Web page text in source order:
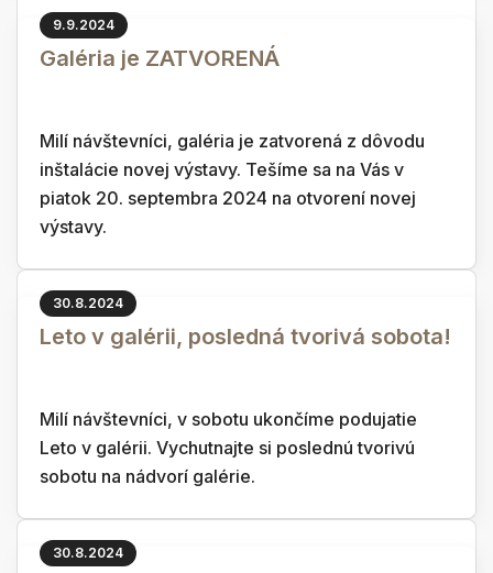
9.9.2024
Galéria je ZATVORENÁ
Milí návštevníci, galéria je zatvorená z dôvodu
inštalácie novej výstavy. Tešíme sa na Vás v
piatok 20. septembra 2024 na otvorení novej
výstavy.
30.8.2024
Leto v galérii, posledná tvorivá sobota!
Milí návštevníci, v sobotu ukončíme podujatie
Leto v galérii. Vychutnajte si poslednú tvorivú
sobotu na nádvorí galérie.
30.8.2024